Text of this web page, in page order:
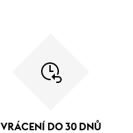
VRÁCENÍ DO 30 DNŮ